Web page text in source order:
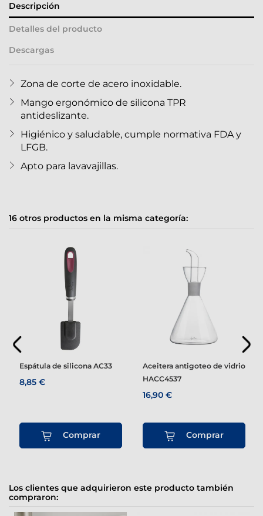
Descripción
Detalles del producto
Descargas
Zona de corte de acero inoxidable.
Mango ergonómico de silicona TPR
antideslizante.
Higiénico y saludable, cumple normativa FDA y
LFGB.
Apto para lavavajillas.
16 otros productos en la misma categoría:
Espátula de silicona AC33
8,85 €
Comprar
Aceitera antigoteo de vidrio
HACC4537
16,90 €
Comprar
Los clientes que adquirieron este producto también
compraron: